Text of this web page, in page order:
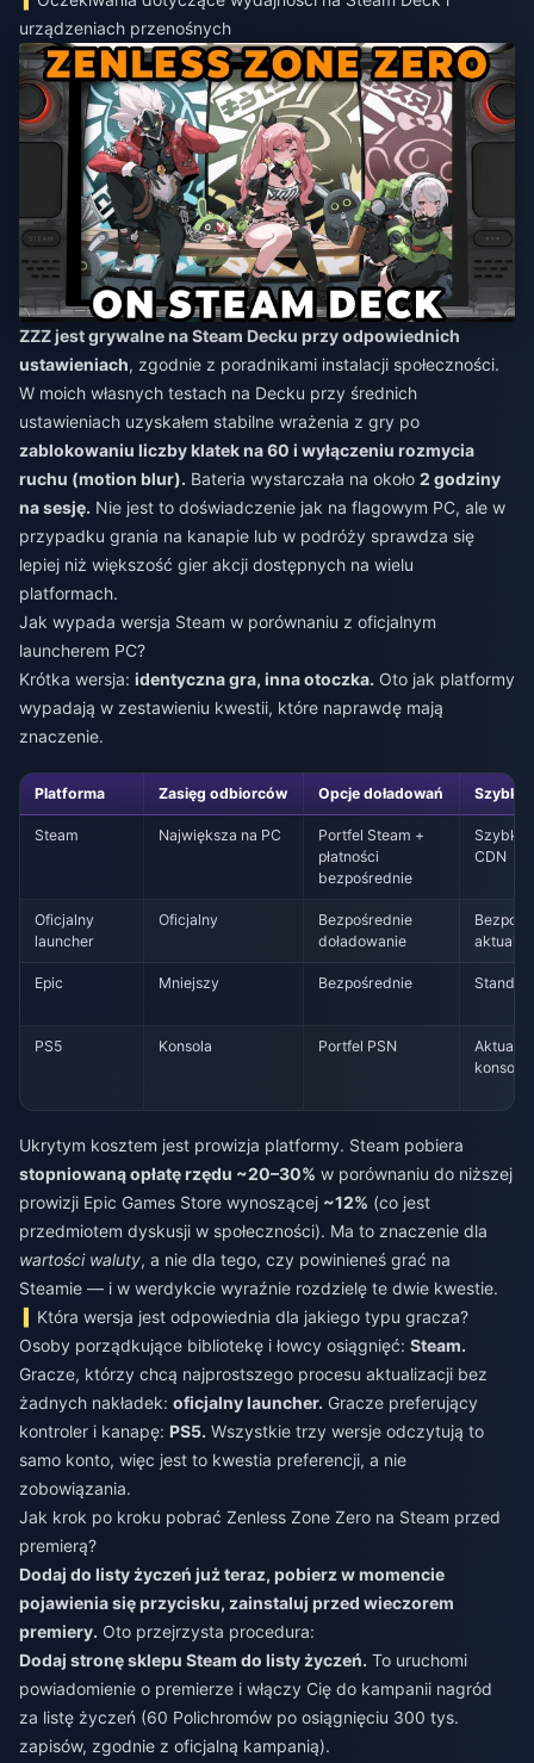
urządzeniach przenośnych
ZZZ jest grywalne na Steam Decku przy odpowiednich
ustawieniach, zgodnie z poradnikami instalacji społeczności.
W moich własnych testach na Decku przy średnich
ustawieniach uzyskałem stabilne wrażenia z gry po
zablokowaniu liczby klatek na 60 i wyłączeniu rozmycia
ruchu (motion blur). Bateria wystarczała na około 2 godziny
na sesję. Nie jest to doświadczenie jak na flagowym PC, ale w
przypadku grania na kanapie lub w podróży sprawdza się
lepiej niż większość gier akcji dostępnych na wielu
platformach.
Jak wypada wersja Steam w porównaniu z oficjalnym
launcherem PC?
Krótka wersja: identyczna gra, inna otoczka. Oto jak platformy
wypadają w zestawieniu kwestii, które naprawdę mają
znaczenie.
Platforma Zasięg odbiorców Opcje doładowań
Steam Największa na PC
Portfel Steam +
płatności
bezpośrednie
Szybko
CDN
Oficjalny
launcher
Oficjalny
Bezpośrednie
doładowanie
Epic Mniejszy Bezpośrednie
PS5 Konsola Portfel PSN
Ukrytym kosztem jest prowizja platformy. Steam pobiera
stopniowaną opłatę rzędu ~20–30% w porównaniu do niższej
prowizji Epic Games Store wynoszącej ~12% (co jest
przedmiotem dyskusji w społeczności). Ma to znaczenie dla
wartości waluty, a nie dla tego, czy powinieneś grać na
Steamie — i w werdykcie wyraźnie rozdzielę te dwie kwestie.
Która wersja jest odpowiednia dla jakiego typu gracza?
Osoby porządkujące bibliotekę i łowcy osiągnięć: Steam.
Gracze, którzy chcą najprostszego procesu aktualizacji bez
żadnych nakładek: oficjalny launcher. Gracze preferujący
kontroler i kanapę: PS5. Wszystkie trzy wersje odczytują to
samo konto, więc jest to kwestia preferencji, a nie
zobowiązania.
Jak krok po kroku pobrać Zenless Zone Zero na Steam przed
premierą?
Dodaj do listy życzeń już teraz, pobierz w momencie
pojawienia się przycisku, zainstaluj przed wieczorem
premiery. Oto przejrzysta procedura:
Dodaj stronę sklepu Steam do listy życzeń. To uruchomi
powiadomienie o premierze i włączy Cię do kampanii nagród
za listę życzeń (60 Polichromów po osiągnięciu 300 tys.
zapisów, zgodnie z oficjalną kampanią).